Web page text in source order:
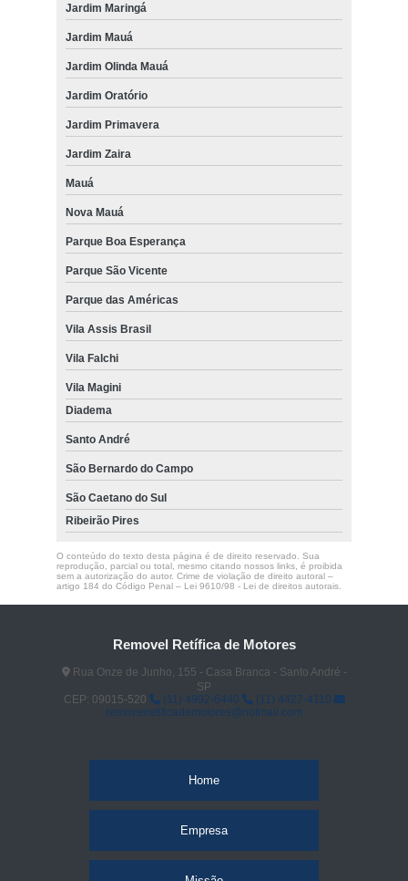
Jardim Maringá
Jardim Mauá
Jardim Olinda Mauá
Jardim Oratório
Jardim Primavera
Jardim Zaira
Mauá
Nova Mauá
Parque Boa Esperança
Parque São Vicente
Parque das Américas
Vila Assis Brasil
Vila Falchi
Vila Magini
Diadema
Santo André
São Bernardo do Campo
São Caetano do Sul
Ribeirão Pires
O conteúdo do texto desta página é de direito reservado. Sua
reprodução, parcial ou total, mesmo citando nossos links, é proibida
sem a autorização do autor. Crime de violação de direito autoral –
artigo 184 do Código Penal – Lei 9610/98 - Lei de direitos autorais.
Removel Retífica de Motores
Rua Onze de Junho, 155 - Casa Branca - Santo André -
SP
CEP: 09015-520
(11) 4992-6440
(11) 4427-4110
removelretificademotores@hotmail.com
Home
Empresa